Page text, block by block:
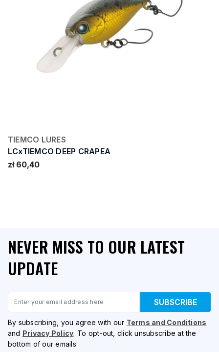
TIEMCO LURES
LCxTIEMCO DEEP CRAPEA
zł 60,40
NEVER MISS TO OUR LATEST
UPDATE
SUBSCRIBE
By subscribing, you agree with our Terms and Conditions
and Privacy Policy. To opt-out, click unsubscribe at the
bottom of our emails.